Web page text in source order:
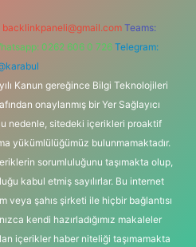
backlinkpaneli@gmail.com Teams:
0262 606 0 726 Telegram:
Kanun gereğince Bilgi Teknolojileri
onaylanmış bir Yer Sağlayıcı
nedenle, sitedeki içerikleri proaktif
yükümlülüğümüz bulunmamaktadır.
sorumluluğunu taşımakta olup,
kabul etmiş sayılırlar. Bu internet
veya şahıs şirketi ile hiçbir bağlantısı
kendi hazırladığımız makaleler
içerikler haber niteliği taşımamakta